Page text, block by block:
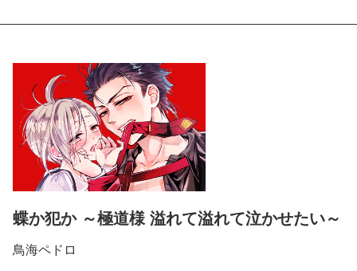
蝶か犯か ～極道様 溢れて溢れて泣かせたい～
鳥海ペドロ